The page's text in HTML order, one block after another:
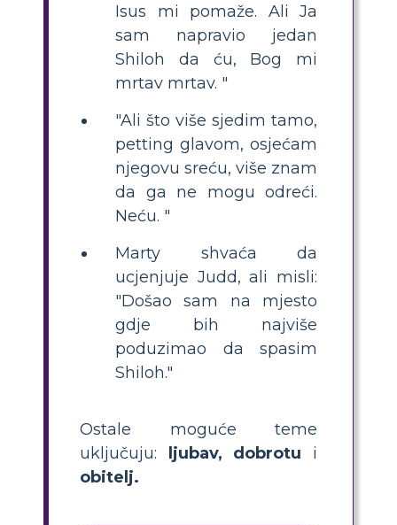
Isus mi pomaže. Ali Ja
sam napravio jedan
Shiloh da ću, Bog mi
mrtav mrtav. "
"Ali što više sjedim tamo,
petting glavom, osjećam
njegovu sreću, više znam
da ga ne mogu odreći.
Neću. "
Marty shvaća da
ucjenjuje Judd, ali misli:
"Došao sam na mjesto
gdje bih najviše
poduzimao da spasim
Shiloh."
Ostale moguće teme
uključuju:
ljubav, dobrotu i
obitelj.